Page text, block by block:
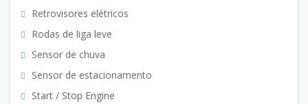
Retrovisores elétricos
Rodas de liga leve
Sensor de chuva
Sensor de estacionamento
Start / Stop Engine